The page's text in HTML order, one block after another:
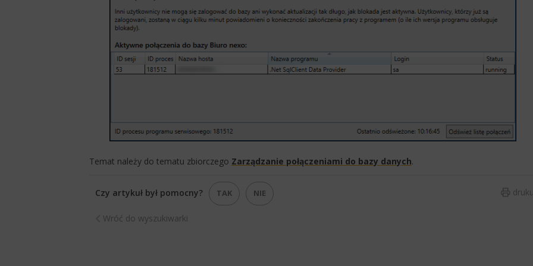
Temat należy do tematu zbiorczego Zarządzanie połączeniami do bazy danych​.​
Czy artykuł był pomocny? TAK NIE
Wróć do wyszukiwarki